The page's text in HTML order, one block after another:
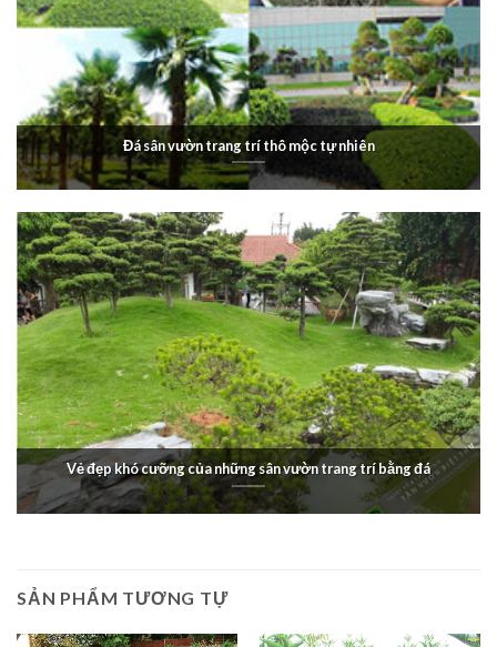
Đá sân vườn trang trí thô mộc tự nhiên
Vẻ đẹp khó cưỡng của những sân vườn trang trí bằng đá
SẢN PHẨM TƯƠNG TỰ